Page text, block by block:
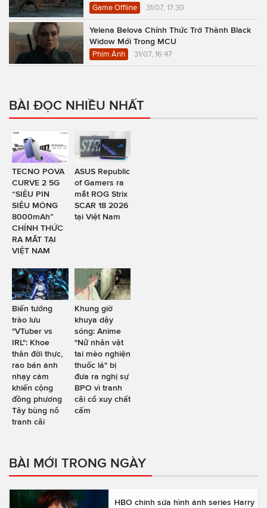
Game Offline 31/07, 17:30
Yelena Belova Chính Thức Trở Thành Black
Widow Mới Trong MCU
Phim Ảnh 31/07, 16:47
BÀI ĐỌC NHIỀU NHẤT
TECNO POVA
CURVE 2 5G
“SIÊU PIN
SIÊU MỎNG
8000mAh”
CHÍNH THỨC
RA MẮT TẠI
VIỆT NAM
ASUS Republic
of Gamers ra
mắt ROG Strix
SCAR 18 2026
tại Việt Nam
Biến tướng
trào lưu
"VTuber vs
IRL": Khoe
thân đời thực,
rao bán ảnh
nhạy cảm
khiến cộng
đồng phương
Tây bùng nổ
tranh cãi
Khung giờ
khuya dậy
sóng: Anime
"Nữ nhân vật
tai mèo nghiện
thuốc lá" bị
đưa ra nghị sự
BPO vì tranh
cãi cổ xuy chất
cấm
BÀI MỚI TRONG NGÀY
HBO chỉnh sửa hình ảnh series Harry